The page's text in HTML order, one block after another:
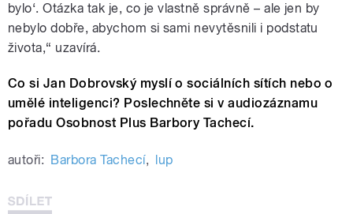
bylo‘. Otázka tak je, co je vlastně správně – ale jen by
nebylo dobře, abychom si sami nevytěsnili i podstatu
života,“ uzavírá.
Co si Jan Dobrovský myslí o sociálních sítích nebo o
umělé inteligenci? Poslechněte si v audiozáznamu
pořadu Osobnost Plus Barbory Tachecí.
autoři: Barbora Tachecí, lup